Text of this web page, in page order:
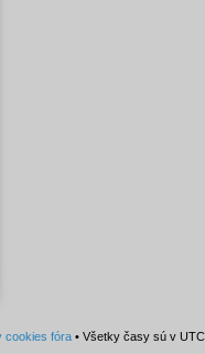
cookies fóra • Všetky časy sú v UTC